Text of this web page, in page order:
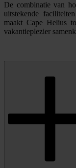
De combinatie van
uitstekende
maakt Cape Helius
vakantieplezier